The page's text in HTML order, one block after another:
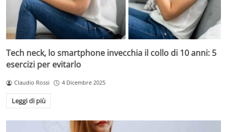
Tech neck, lo smartphone invecchia il collo di 10 anni: 5
esercizi per evitarlo
Claudio Rossi 4 Dicembre 2025
Leggi di più